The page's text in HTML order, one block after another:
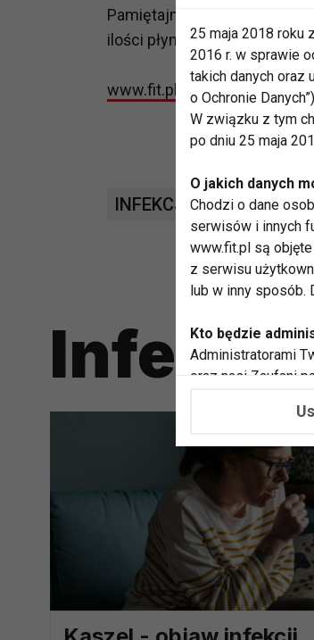
Pamiętajmy, żeby w czasie
ilości płynów niż zwykle,
www.fit.pl
INFEKCJE WIRUS
Infekcje
25 maja 2018 roku
2016 r. w sprawie
takich danych oraz
o Ochronie
W związku z tym
po dniu 25 maja
O jakich danych
Chodzi o dane
serwisów i innych
www.fit.pl są
z serwisu
lub w inny sposób.
Kto będzie
Administratorami
oraz nasi Zaufani
potrzeb i
Dlaczego
Przetwarzamy te
dopasować treści
przeprowadzania
zapewnić Ci
pokazywać Ci
dokonywać
potrzebom